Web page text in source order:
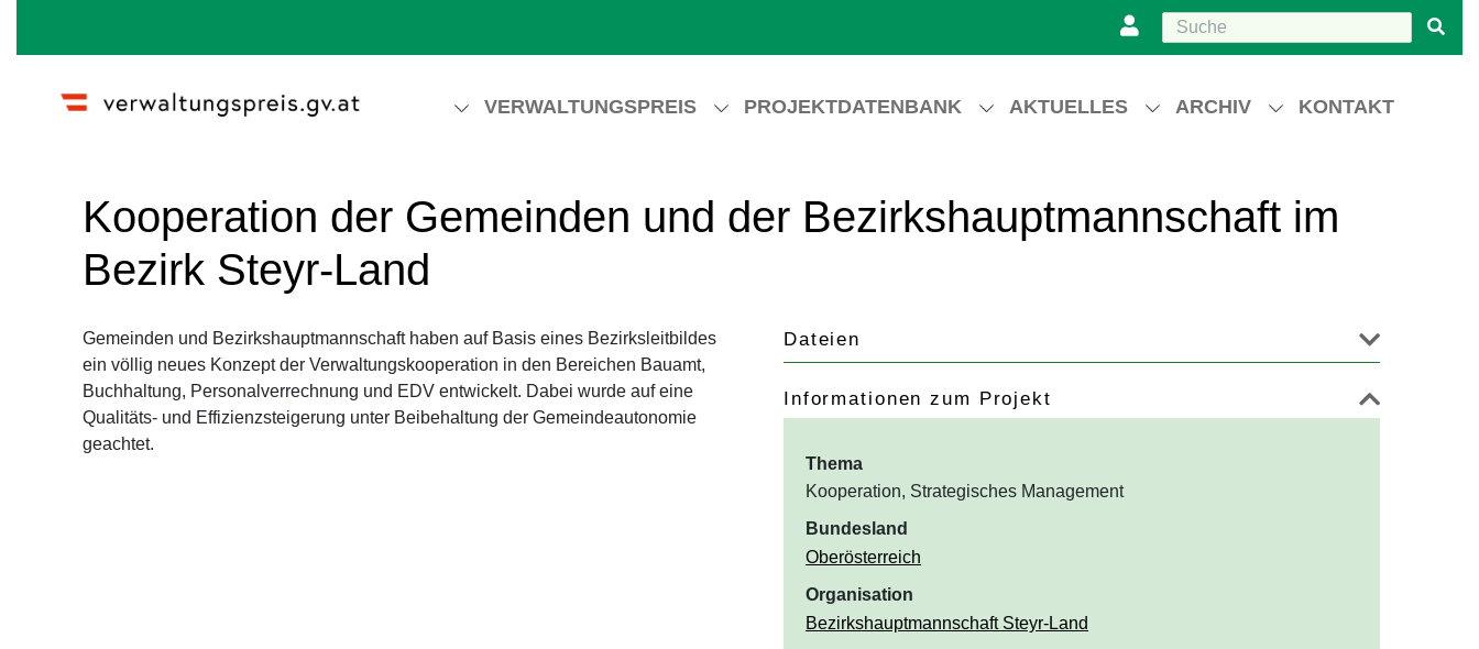
VERWALTUNGSPREIS PROJEKTDATENBANK AKTUELLES ARCHIV KONTAKT
Kooperation der Gemeinden und der Bezirkshauptmannschaft im
Bezirk Steyr-Land
Dateien
Informationen zum Projekt
Thema
Kooperation, Strategisches Management
Bundesland
Oberösterreich
Organisation
Bezirkshauptmannschaft Steyr-Land
Gemeinden und Bezirkshauptmannschaft haben auf Basis eines Bezirksleitbildes
ein völlig neues Konzept der Verwaltungskooperation in den Bereichen Bauamt,
Buchhaltung, Personalverrechnung und EDV entwickelt. Dabei wurde auf eine
Qualitäts- und Effizienzsteigerung unter Beibehaltung der Gemeindeautonomie
geachtet.